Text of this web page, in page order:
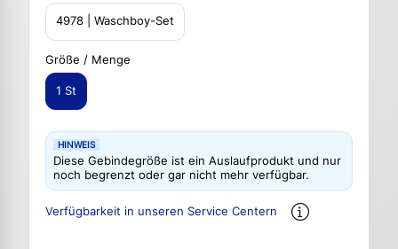
4978 | Waschboy-Set
Größe / Menge
1 St
HINWEIS
Diese Gebindegröße ist ein Auslaufprodukt und nur
noch begrenzt oder gar nicht mehr verfügbar.
Verfügbarkeit in unseren Service Centern